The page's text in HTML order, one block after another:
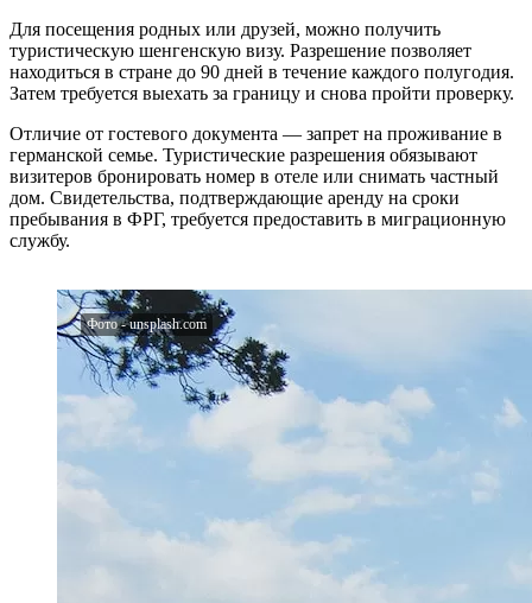
Для посещения родных или друзей, можно получить
туристическую шенгенскую визу. Разрешение позволяет
находиться в стране до 90 дней в течение каждого полугодия.
Затем требуется выехать за границу и снова пройти проверку.
Отличие от гостевого документа — запрет на проживание в
германской семье. Туристические разрешения обязывают
визитеров бронировать номер в отеле или снимать частный
дом. Свидетельства, подтверждающие аренду на сроки
пребывания в ФРГ, требуется предоставить в миграционную
службу.